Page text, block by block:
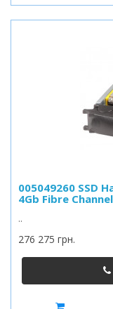
005049260 SSD
4Gb Fibre Channel
..
276 275 грн.